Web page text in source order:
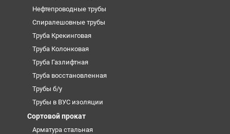
Нефтепроводные трубы
Спиралешовные трубы
Труба Крекинговая
Труба Колонковая
Труба Газлифтная
Труба восстановленная
Трубы б/у
Трубы в ВУС изоляции
Сортовой прокат
Арматура стальная